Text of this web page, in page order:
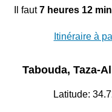
Il faut7 heures 12
Itinéraire à
Tabouda, Taza-
Latitude: